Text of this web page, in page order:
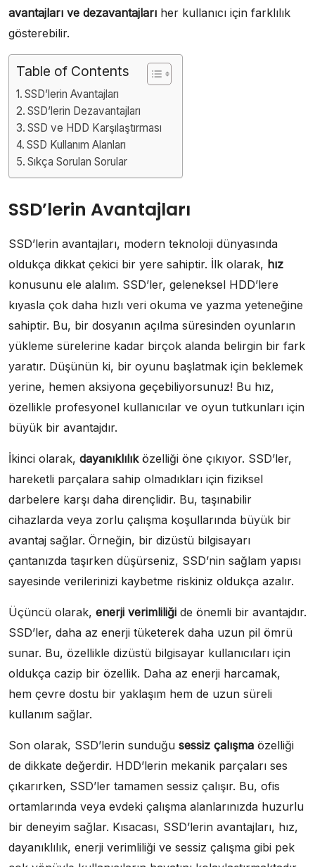
avantajları ve dezavantajları her kullanıcı için farklılık
gösterebilir.
Table of Contents
SSD’lerin Avantajları
SSD’lerin Dezavantajları
SSD ve HDD Karşılaştırması
SSD Kullanım Alanları
Sıkça Sorulan Sorular
SSD’lerin Avantajları
SSD’lerin avantajları, modern teknoloji dünyasında
oldukça dikkat çekici bir yere sahiptir. İlk olarak, hız
konusunu ele alalım. SSD’ler, geleneksel HDD’lere
kıyasla çok daha hızlı veri okuma ve yazma yeteneğine
sahiptir. Bu, bir dosyanın açılma süresinden oyunların
yükleme sürelerine kadar birçok alanda belirgin bir fark
yaratır. Düşünün ki, bir oyunu başlatmak için beklemek
yerine, hemen aksiyona geçebiliyorsunuz! Bu hız,
özellikle profesyonel kullanıcılar ve oyun tutkunları için
büyük bir avantajdır.
İkinci olarak, dayanıklılıközelliği öne çıkıyor. SSD’ler,
hareketli parçalara sahip olmadıkları için fiziksel
darbelere karşı daha dirençlidir. Bu, taşınabilir
cihazlarda veya zorlu çalışma koşullarında büyük bir
avantaj sağlar. Örneğin, bir dizüstü bilgisayarı
çantanızda taşırken düşürseniz, SSD’nin sağlam yapısı
sayesinde verilerinizi kaybetme riskiniz oldukça azalır.
Üçüncü olarak, enerji verimliliği de önemli bir avantajdır.
SSD’ler, daha az enerji tüketerek daha uzun pil ömrü
sunar. Bu, özellikle dizüstü bilgisayar kullanıcıları için
oldukça cazip bir özellik. Daha az enerji harcamak,
hem çevre dostu bir yaklaşım hem de uzun süreli
kullanım sağlar.
Son olarak, SSD’lerin sunduğu sessiz çalışma özelliği
de dikkate değerdir. HDD’lerin mekanik parçaları ses
çıkarırken, SSD’ler tamamen sessiz çalışır. Bu, ofis
ortamlarında veya evdeki çalışma alanlarınızda huzurlu
bir deneyim sağlar. Kısacası, SSD’lerin avantajları, hız,
dayanıklılık, enerji verimliliği ve sessiz çalışma gibi pek